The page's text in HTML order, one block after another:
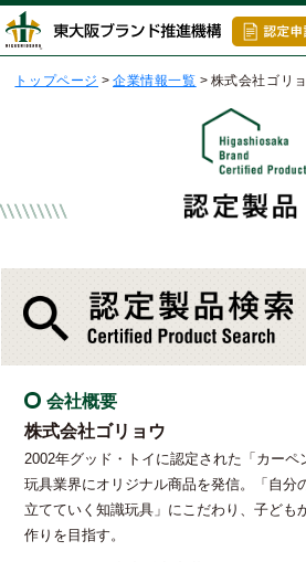
トップページ >企業情報一覧 > 株式会社ゴリ
会社概要
株式会社ゴリョウ
2002年グッド・トイに認定された「カーペ
玩具業界にオリジナル商品を発信。「自分
立てていく知識玩具」にこだわり、子ども
作りを目指す。